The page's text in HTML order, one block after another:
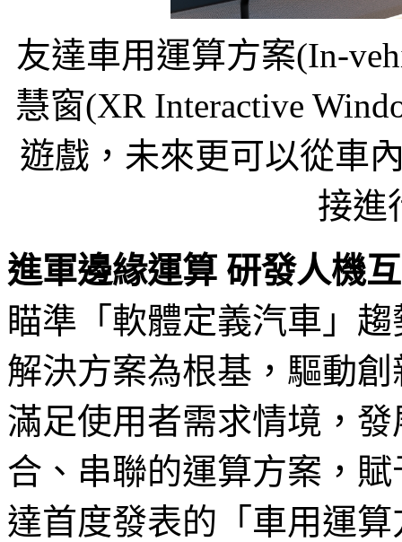
友達車用運算方案(In-
慧窗(XR Interactive
遊戲，未來更可以從車
接進
進軍邊緣運算 研發人機
瞄準「軟體定義汽車」
解決方案為根基，驅動
滿足使用者需求情境，
合、串聯的運算方案，
達首度發表的「車用運算